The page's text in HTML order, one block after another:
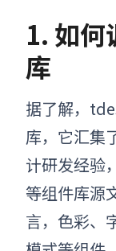
1. 如
库
据了解，
库，它汇集
计研发经验
等组件库源
言，色彩、